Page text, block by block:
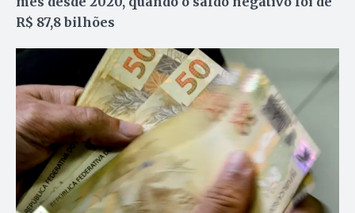
R$ 87,8 bilhões